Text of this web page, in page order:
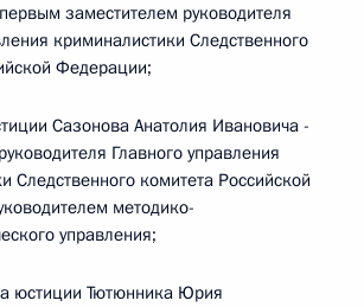
заместителем руководителя
криминалистики Следственного
Федерации;
Сазонова Анатолия Ивановича -
Главного управления
Следственного комитета Российской
методико-
управления;
юстиции Тютюнника Юрия